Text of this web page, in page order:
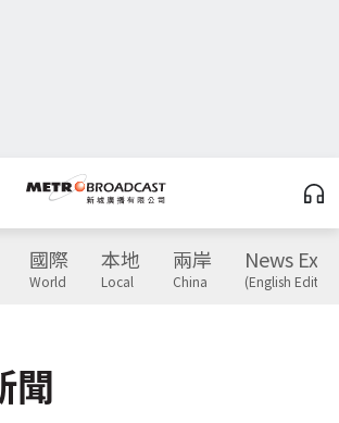
國際
World
本地
Local
兩岸
China
News
(English
聞